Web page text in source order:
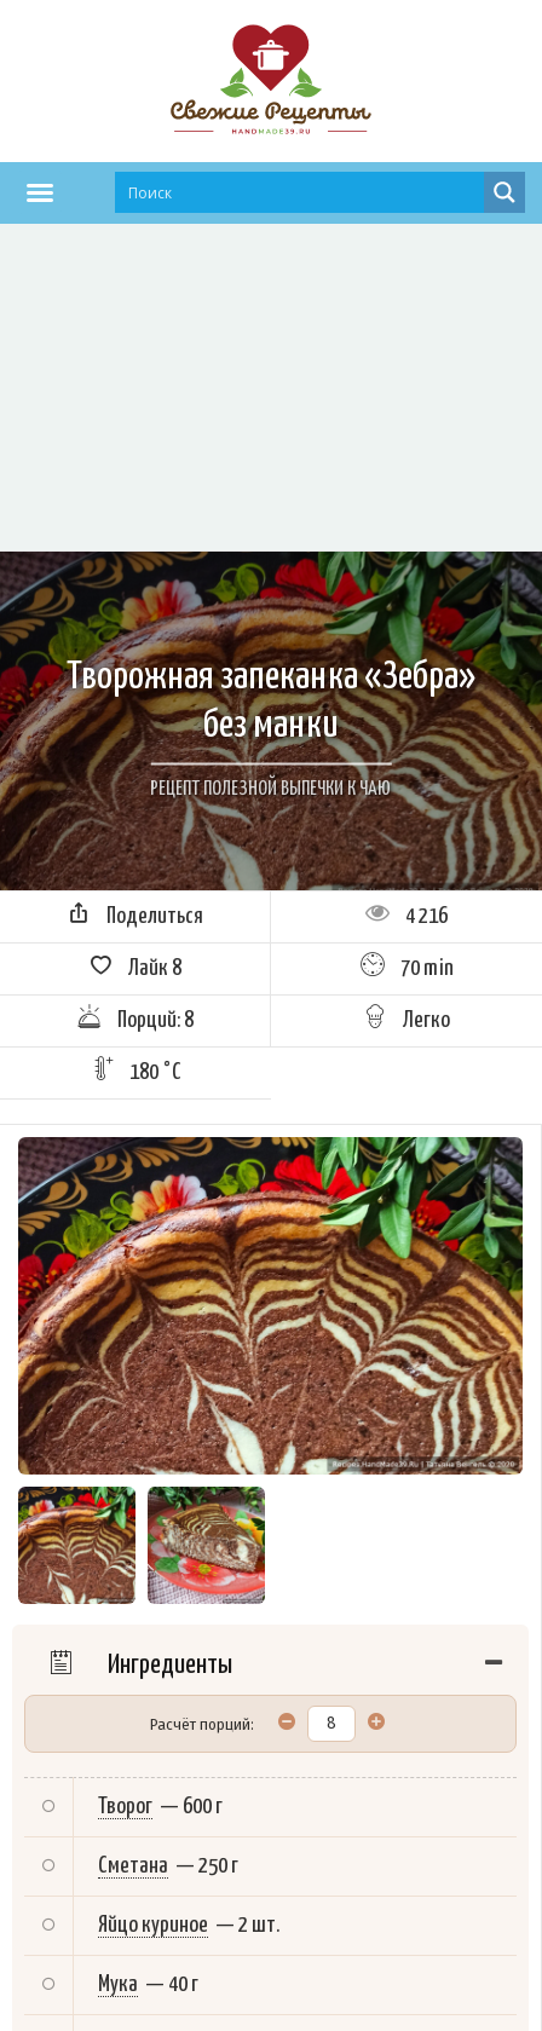
Творожная запеканка «Зебра»
без манки
РЕЦЕПТ ПОЛЕЗНОЙ ВЫПЕЧКИ К ЧАЮ
Поделиться 4 216
Лайк 8 70 min
Порций: 8 Легко
180 °C
Ингредиенты
Расчёт порций:
Творог — 600 г
Сметана — 250 г
Яйцо куриное — 2 шт.
Мука — 40 г